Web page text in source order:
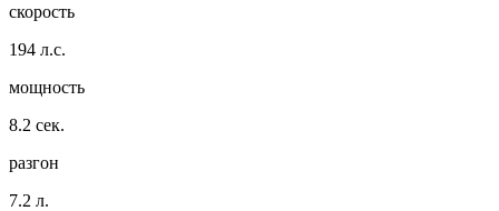
скорость
194 л.с.
мощность
8.2 сек.
разгон
7.2 л.